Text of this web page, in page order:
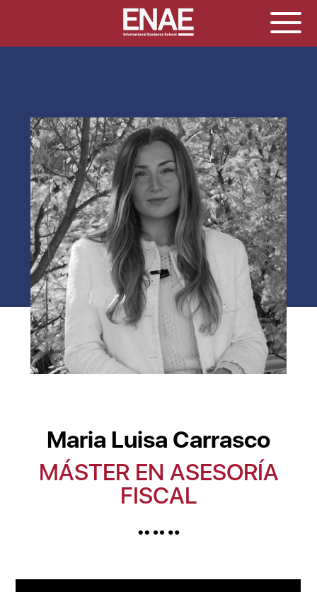
Maria Luisa Carrasco
MÁSTER EN ASESORÍA
FISCAL